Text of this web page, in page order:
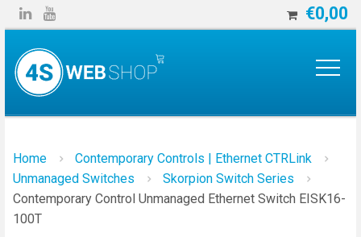
€0,00
 
Home
Contemporary Controls | Ethernet CTRLink
Unmanaged Switches
Skorpion Switch Series
Contemporary Control Unmanaged Ethernet Switch EISK16-
100T